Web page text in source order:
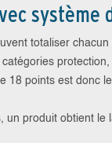
système
totaliser
18 points est donc
un produit obtient le